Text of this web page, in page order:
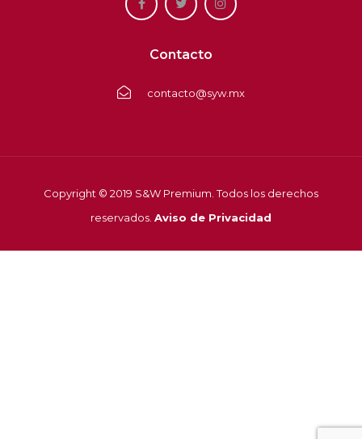
Contacto
contacto@syw.mx
Copyright © 2019 S&W Premium. Todos los derechos
reservados. Aviso de Privacidad